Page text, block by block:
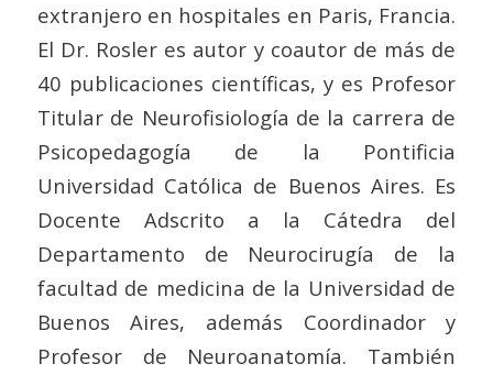
extranjero en hospitales en Paris, Francia.
El Dr. Rosler es autor y coautor de más de
40 publicaciones científicas, y es Profesor
Titular de Neurofisiología de la carrera de
Psicopedagogía de la Pontificia
Universidad Católica de Buenos Aires. Es
Docente Adscrito a la Cátedra del
Departamento de Neurocirugía de la
facultad de medicina de la Universidad de
Buenos Aires, además Coordinador y
Profesor de Neuroanatomía. También